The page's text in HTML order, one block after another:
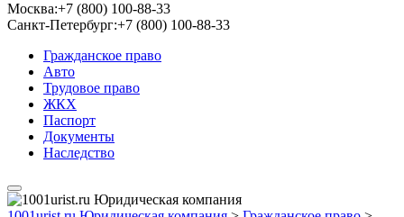
Москва:+7 (800) 100-88-33
Санкт-Петербург:+7 (800) 100-88-33
Гражданское право
Авто
Трудовое право
ЖКХ
Паспорт
Документы
Наследство